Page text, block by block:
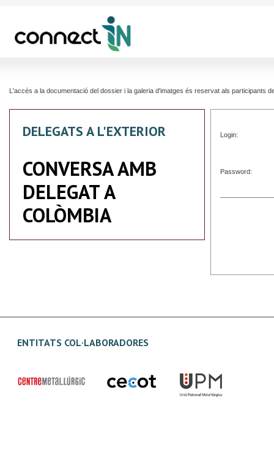
L'accés a la documentació del dossier i la galeria d'imatges és reservat als participants
DELEGATS A L'EXTERIOR
CONVERSA AMB
DELEGAT A
COLÒMBIA
Login:
Password:
ENTITATS COL·LABORADORES